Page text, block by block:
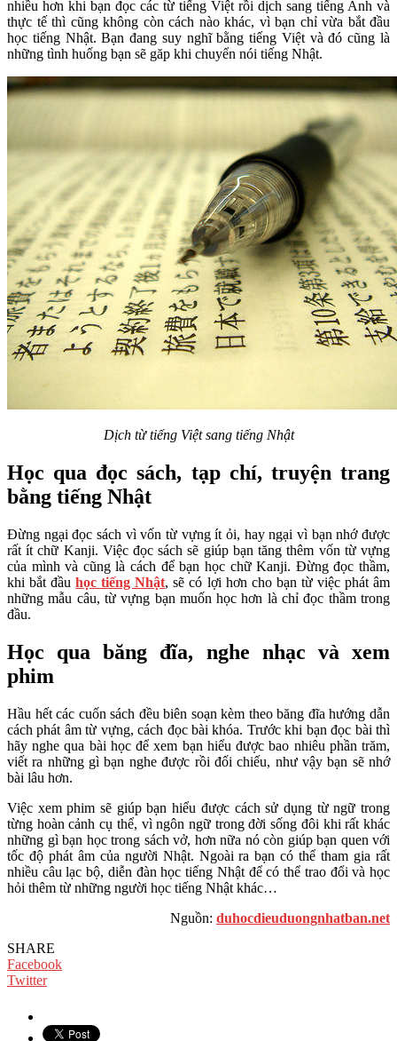
nhiều hơn khi bạn đọc các từ tiếng Việt rồi dịch sang tiếng Anh và
thực tế thì cũng không còn cách nào khác, vì bạn chỉ vừa bắt đầu
học tiếng Nhật. Bạn đang suy nghĩ bằng tiếng Việt và đó cũng là
những tình huống bạn sẽ găp khi chuyển nói tiếng Nhật.
Dịch từ tiếng Việt sang tiếng Nhật
Học qua đọc sách, tạp chí, truyện trang
bằng tiếng Nhật
Đừng ngại đọc sách vì vốn từ vựng ít ỏi, hay ngại vì bạn nhớ được
rất ít chữ Kanji. Việc đọc sách sẽ giúp bạn tăng thêm vốn từ vựng
của mình và cũng là cách để bạn học chữ Kanji. Đừng đọc thầm,
khi bắt đầuhọc tiếng Nhật, sẽ có lợi hơn cho bạn từ việc phát âm
những mẫu câu, từ vựng bạn muốn học hơn là chỉ đọc thầm trong
đầu.
Học qua băng đĩa, nghe nhạc và xem
phim
Hầu hết các cuốn sách đều biên soạn kèm theo băng đĩa hướng dẫn
cách phát âm từ vựng, cách đọc bài khóa. Trước khi bạn đọc bài thì
hãy nghe qua bài học để xem bạn hiểu được bao nhiêu phần trăm,
viết ra những gì bạn nghe được rồi đối chiếu, như vậy bạn sẽ nhớ
bài lâu hơn.
Việc xem phim sẽ giúp bạn hiểu được cách sử dụng từ ngữ trong
từng hoàn cảnh cụ thể, vì ngôn ngữ trong đời sống đôi khi rất khác
những gì bạn học trong sách vở, hơn nữa nó còn giúp bạn quen với
tốc độ phát âm của người Nhật. Ngoài ra bạn có thể tham gia rất
nhiều câu lạc bộ, diễn đàn học tiếng Nhật để có thể trao đổi và học
hỏi thêm từ những người học tiếng Nhật khác…
Nguồn: duhocdieuduongnhatban.net
SHARE
Facebook
Twitter